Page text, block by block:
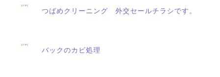
つばめクリーニング 外交セールチラシです。
バックのカビ処理